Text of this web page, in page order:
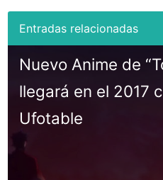
Nuevo Anime de
llegará en el 2017
Ufotable